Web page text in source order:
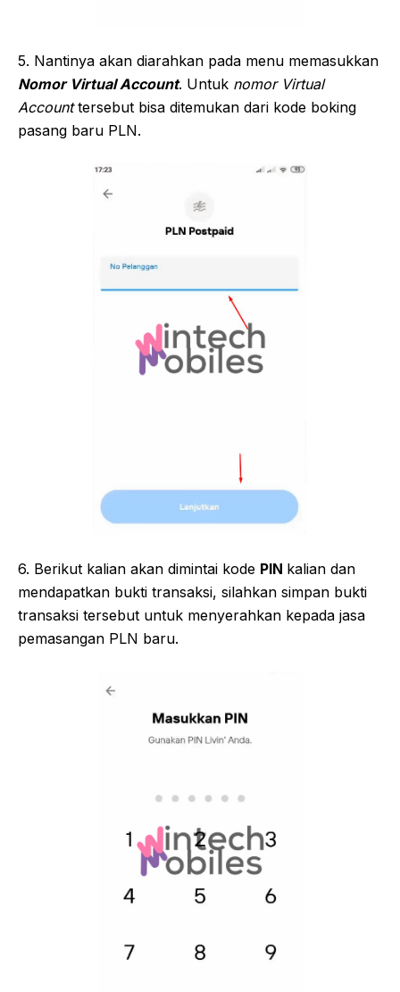
5. Nantinya akan diarahkan pada menu memasukkan
Nomor Virtual Account. Untuk nomor Virtual
Accounttersebut bisa ditemukan dari kode boking
pasang baru PLN.
6. Berikut kalian akan dimintai kode PIN kalian dan
mendapatkan bukti transaksi, silahkan simpan bukti
transaksi tersebut untuk menyerahkan kepada jasa
pemasangan PLN baru.